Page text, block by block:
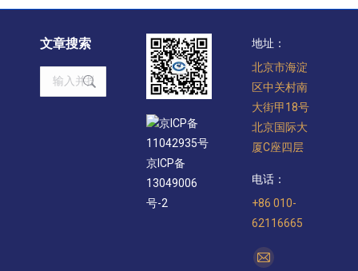
文章搜索
Search:
京ICP备
11042935号
京ICP备
13049006
号-2
地址：
北京市海淀
区中关村南
大街甲18号
北京国际大
厦C座四层
电话：
+86 010-
62116665
找到我们：
Mail